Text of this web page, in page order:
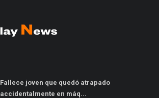
Fallece joven que quedó atrapado
accidentalmente en máq...